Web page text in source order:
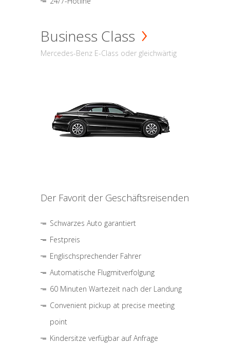
Business Class
Mercedes-Benz E-Class oder gleichwärtig
Der Favorit der Geschäftsreisenden
Schwarzes Auto garantiert
Festpreis
Englischsprechender Fahrer
Automatische Flugmitverfolgung
60 Minuten Wartezeit nach der Landung
Convenient pickup at precise meeting
point
Kindersitze verfügbar auf Anfrage